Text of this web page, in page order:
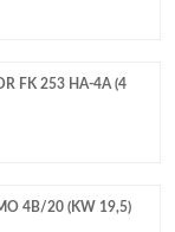
FK 253 HA-4A (4
4B/20 (KW 19,5)